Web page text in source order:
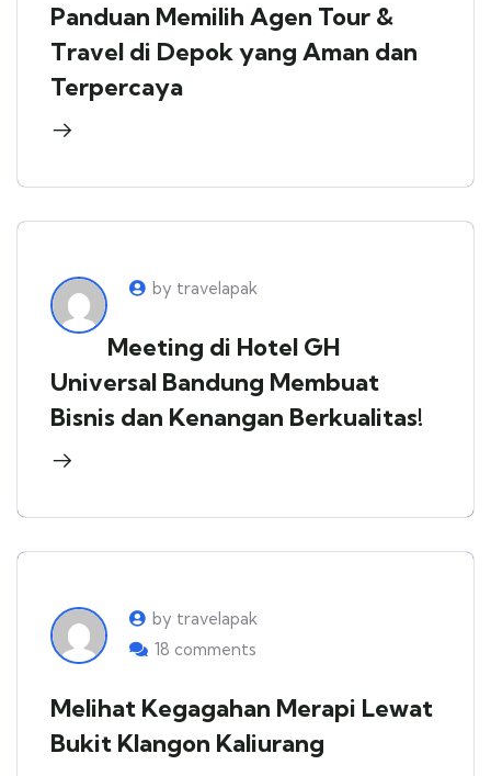
Panduan Memilih Agen Tour &
Travel di Depok yang Aman dan
Terpercaya
by travelapak
Meeting di Hotel GH
Universal Bandung Membuat
Bisnis dan Kenangan Berkualitas!
by travelapak
18 comments
Melihat Kegagahan Merapi Lewat
Bukit Klangon Kaliurang